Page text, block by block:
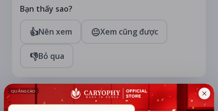
Bạn thấy sao?
👍Nên xem 😐Xem cũng được
👎Bỏ qua